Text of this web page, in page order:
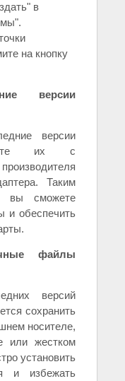
в
на кнопку
версии
версии
их с
Таким
вы сможете
и обеспечить
файлы
версий
сохранить
носителе,
или жестком
установить
и избежать